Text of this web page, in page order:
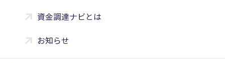
資金調達ナビとは
お知らせ